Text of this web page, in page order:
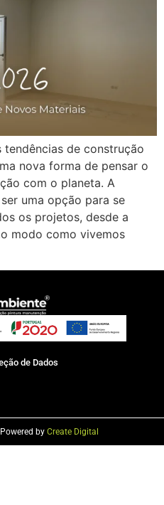
tendências de construção
nova forma de pensar o
com o planeta. A
uma opção para se
os projetos, desde a
modo como vivemos
de Dados
by Create Digital